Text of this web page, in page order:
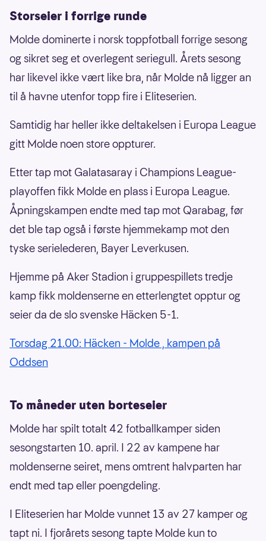
Storseier i forrige runde
Molde dominerte i norsk toppfotball forrige sesong
og sikret seg et overlegent seriegull. Årets sesong
har likevel ikke vært like bra, når Molde nå ligger an
til å havne utenfor topp fire i Eliteserien.
Samtidig har heller ikke deltakelsen i Europa League
gitt Molde noen store oppturer.
Etter tap mot Galatasaray i Champions League-
playoffen fikk Molde en plass i Europa League.
Åpningskampen endte med tap mot Qarabag, før
det ble tap også i første hjemmekamp mot den
tyske serielederen, Bayer Leverkusen.
Hjemme på Aker Stadion i gruppespillets tredje
kamp fikk moldenserne en etterlengtet opptur og
seier da de slo svenske Häcken 5-1.
Torsdag 21.00: Häcken - Molde , kampen på
Oddsen
To måneder uten borteseier
Molde har spilt totalt 42 fotballkamper siden
sesongstarten 10. april. I 22 av kampene har
moldenserne seiret, mens omtrent halvparten har
endt med tap eller poengdeling.
I Eliteserien har Molde vunnet 13 av 27 kamper og
tapt ni. I fjorårets sesong tapte Molde kun to